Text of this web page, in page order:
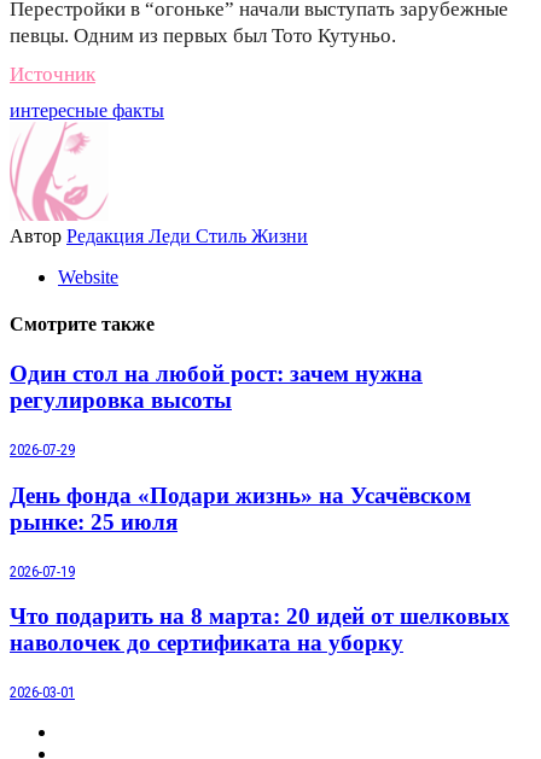
Перестройки в “огоньке” начали выступать зарубежные
певцы. Одним из первых был Тото Кутуньо.
Источник
интересные факты
Автор Редакция Леди Стиль Жизни
Website
Смотрите также
Один стол на любой рост: зачем нужна
регулировка высоты
2026-07-29
День фонда «Подари жизнь» на Усачёвском
рынке: 25 июля
2026-07-19
Что подарить на 8 марта: 20 идей от шелковых
наволочек до сертификата на уборку
2026-03-01